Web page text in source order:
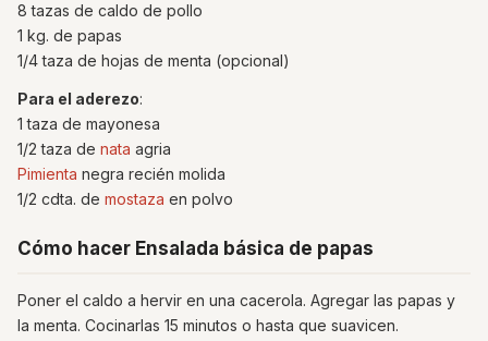
8 tazas de caldo de pollo
1 kg. de papas
1/4 taza de hojas de menta (opcional)
Para el aderezo:
1 taza de mayonesa
1/2 taza de nata agria
Pimienta negra recién molida
1/2 cdta. de mostaza en polvo
Cómo hacer Ensalada básica de papas
Poner el caldo a hervir en una cacerola. Agregar las papas y
la menta. Cocinarlas 15 minutos o hasta que suavicen.